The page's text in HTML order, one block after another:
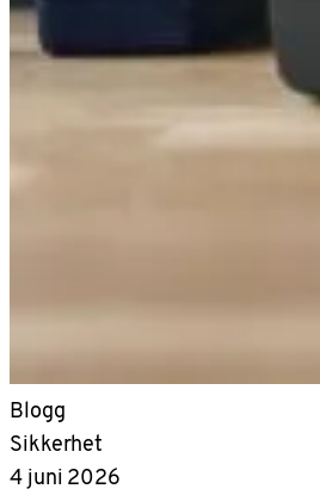
Blogg
Sikkerhet
4 juni 2026